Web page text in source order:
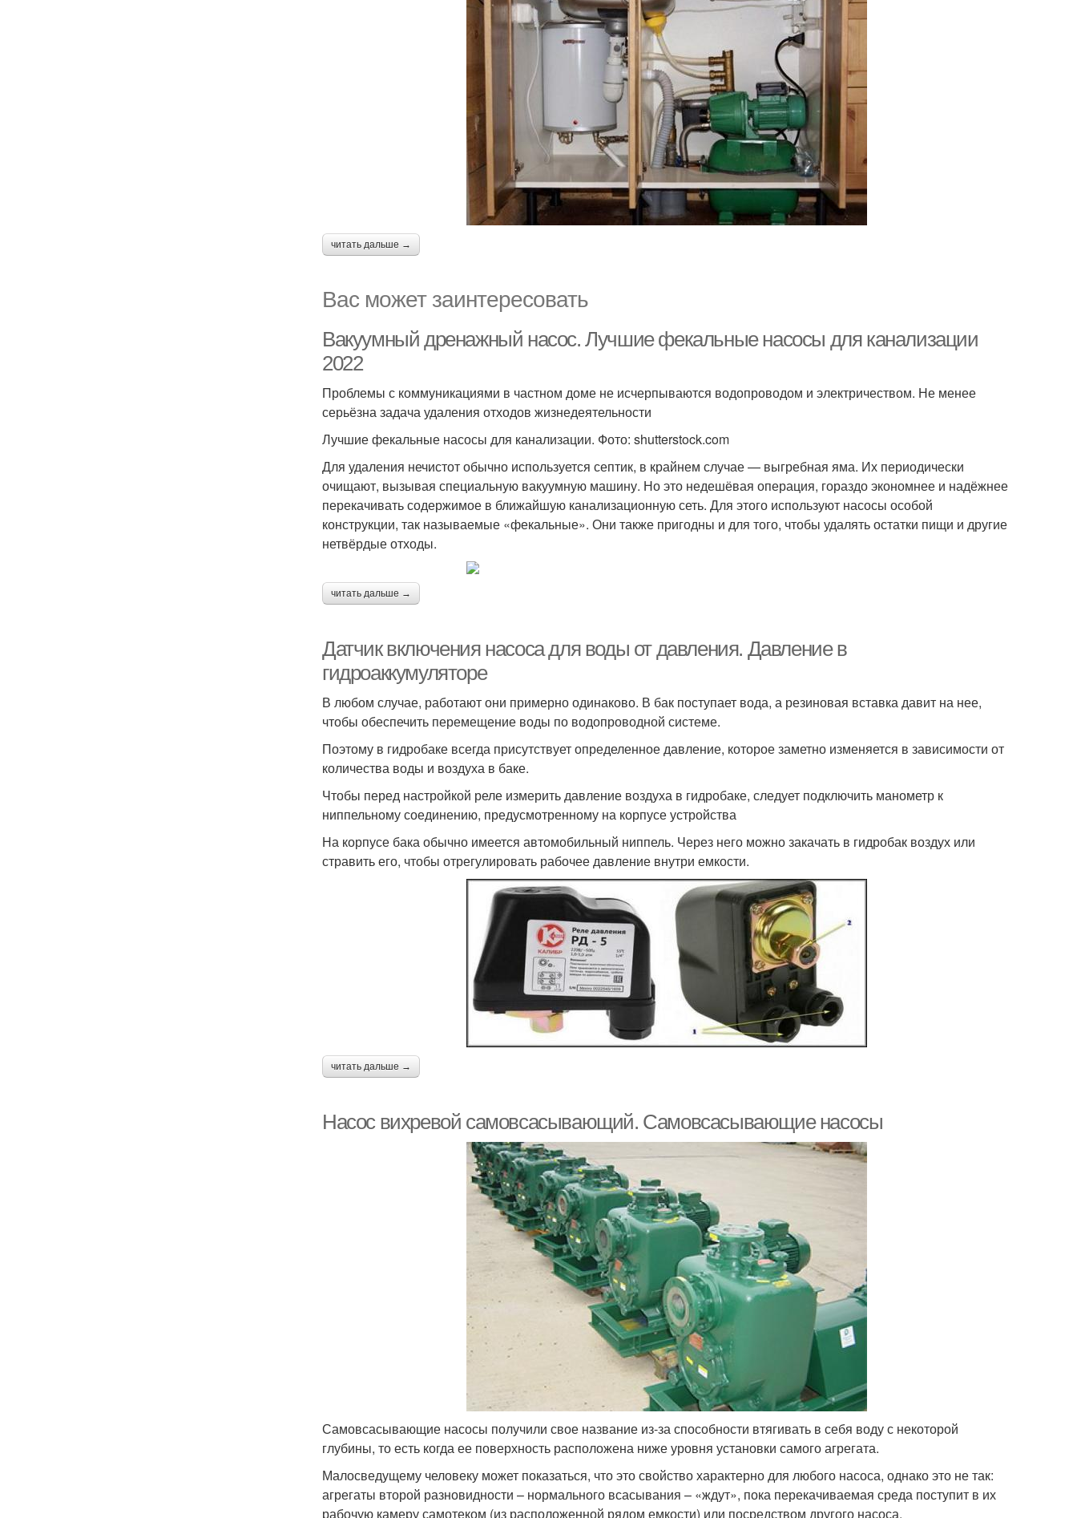
читать дальше →
Вас может заинтересовать
Вакуумный дренажный насос. Лучшие фекальные насосы для канализации
2022
Проблемы с коммуникациями в частном доме не исчерпываются водопроводом и электричеством. Не менее
серьёзна задача удаления отходов жизнедеятельности
Лучшие фекальные насосы для канализации. Фото: shutterstock.com
Для удаления нечистот обычно используется септик, в крайнем случае — выгребная яма. Их периодически
очищают, вызывая специальную вакуумную машину. Но это недешёвая операция, гораздо экономнее и надёжнее
перекачивать содержимое в ближайшую канализационную сеть. Для этого используют насосы особой
конструкции, так называемые «фекальные». Они также пригодны и для того, чтобы удалять остатки пищи и другие
нетвёрдые отходы.
читать дальше →
Датчик включения насоса для воды от давления. Давление в
гидроаккумуляторе
В любом случае, работают они примерно одинаково. В бак поступает вода, а резиновая вставка давит на нее,
чтобы обеспечить перемещение воды по водопроводной системе.
Поэтому в гидробаке всегда присутствует определенное давление, которое заметно изменяется в зависимости от
количества воды и воздуха в баке.
Чтобы перед настройкой реле измерить давление воздуха в гидробаке, следует подключить манометр к
ниппельному соединению, предусмотренному на корпусе устройства
На корпусе бака обычно имеется автомобильный ниппель. Через него можно закачать в гидробак воздух или
стравить его, чтобы отрегулировать рабочее давление внутри емкости.
читать дальше →
Насос вихревой самовсасывающий. Самовсасывающие насосы
Самовсасывающие насосы получили свое название из-за способности втягивать в себя воду с некоторой
глубины, то есть когда ее поверхность расположена ниже уровня установки самого агрегата.
Малосведущему человеку может показаться, что это свойство характерно для любого насоса, однако это не так:
агрегаты второй разновидности – нормального всасывания – «ждут», пока перекачиваемая среда поступит в их
рабочую камеру самотеком (из расположенной рядом емкости) или посредством другого насоса.